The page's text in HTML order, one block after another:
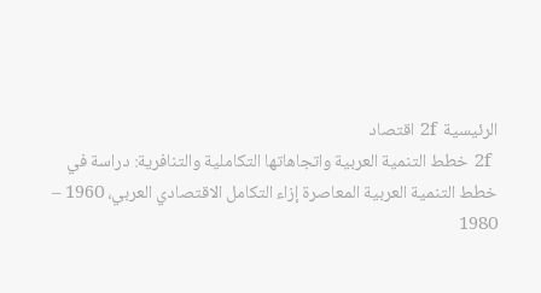
الرئيسية
اقتصاد
خطط التنمية العربية واتجاهاتها التكاملية والتنافرية: دراسة في
خطط التنمية العربية المعاصرة إزاء التكامل الاقتصادي العربي، 1960 –
1980